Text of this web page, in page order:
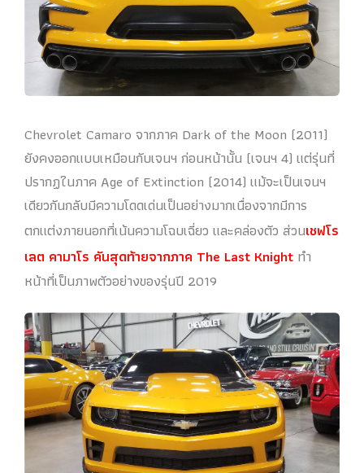
Chevrolet Camaro จากภาค Dark of the Moon (2011)
ยังคงออกแบบเหมือนกับเจนฯ ก่อนหน้านั้น (เจนฯ 4) แต่รุ่นที่
ปรากฏในภาค Age of Extinction (2014) แม้จะเป็นเจนฯ
เดียวกันกลับมีความโดดเด่นเป็นอย่างมากเนื่องจากมีการ
ตกแต่งภายนอกที่เน้นความโฉบเฉี่ยว และคล่องตัว ส่วนเชฟโร
เลต คามาโร คันสุดท้ายจากภาค The Last Knight ทำ
หน้าที่เป็นภาพตัวอย่างของรุ่นปี 2019